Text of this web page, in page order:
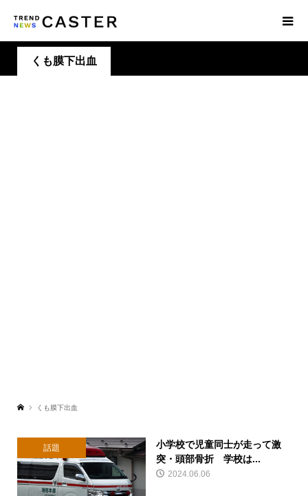
くも膜下出血
くも膜下出血
話題
小学校で児童同士が走って激
突・頭部骨折 学校は...
2024.06.06